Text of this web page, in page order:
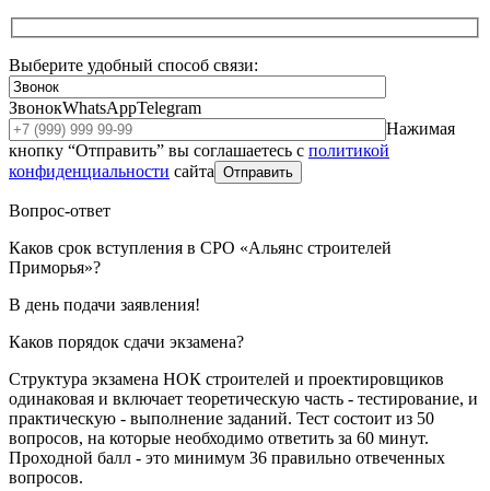
Выберите удобный способ связи:
ЗвонокWhatsAppTelegram
Нажимая
кнопку “Отправить” вы соглашаетесь с политикой
конфиденциальности сайта Отправить
Вопрос-ответ
Каков срок вступления в СРО «Альянс строителей
Приморья»?
В день подачи заявления!
Каков порядок сдачи экзамена?
Структура экзамена НОК строителей и проектировщиков
одинаковая и включает теоретическую часть - тестирование, и
практическую - выполнение заданий. Тест состоит из 50
вопросов, на которые необходимо ответить за 60 минут.
Проходной балл - это минимум 36 правильно отвеченных
вопросов.